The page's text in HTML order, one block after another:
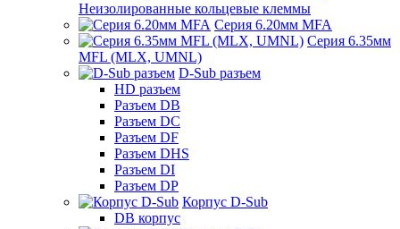
Неизолированные кольцевые клеммы
Серия 6.20мм MFA
Серия 6.35мм
MFL (MLX, UMNL)
D-Sub разъем
HD разъем
Разъем DB
Разъем DC
Разъем DF
Разъем DHS
Разъем DI
Разъем DP
Корпус D-Sub
DB корпус